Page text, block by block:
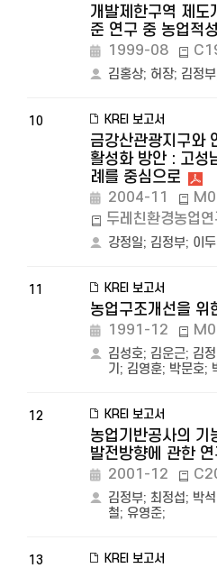
개발제한구역 제도
준 연구 중 농업적
1999-08
김홍상; 허장; 김정부
10 KREI 보고서
금강산관광지구와
활성화 방안 : 고성
례를 중심으로
2004-11
두레친환경농업연
강정일; 김정부; 이
11 KREI 보고서
농업구조개선을 위
1991-12
김성호; 김운근; 김
기 ; 김영훈; 박문호;
12 KREI 보고서
농업기반공사의 기
발전방향에 관한
2001-12
김정부; 최정섭; 박
철; 유영준;
13 KREI 보고서